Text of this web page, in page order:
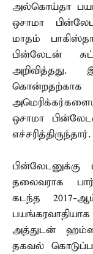
அல்கொய்தா
ஒசாமா
மாதம்
பின்லேடன்
ஒசாமா
எச்சரித்திருந்தார்.
தலைவராக
கடந்த 2017-
அத்துடன்
தகவல்